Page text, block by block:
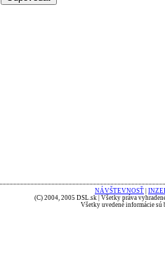
NÁVŠTEVNOSŤ
(C) 2004, 2005 DSL.sk | Všetky práva
Všetky uvedené informácie sú